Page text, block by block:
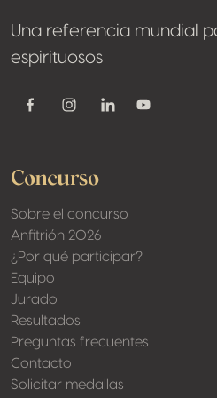
Una referencia mundial
espirituosos
FacebookInstagramLinkedinYoutube
Concurso
Sobre el concurso
Anfitrión 2026
¿Por qué participar?
Equipo
Jurado
Resultados
Preguntas frecuentes
Contacto
Solicitar medallas